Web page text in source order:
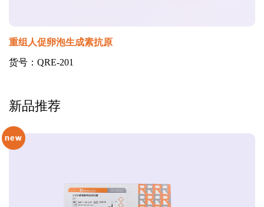
重组人促卵泡生成素抗原
货号：QRE-201
新品推荐